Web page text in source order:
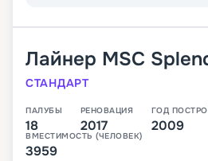
Лайнер MSC
СТАНДАРТ
ПАЛУБЫ
18
РЕНОВАЦИЯ
2017
ГОД
2009
ВМЕСТИМОСТЬ (ЧЕЛОВЕК)
3959